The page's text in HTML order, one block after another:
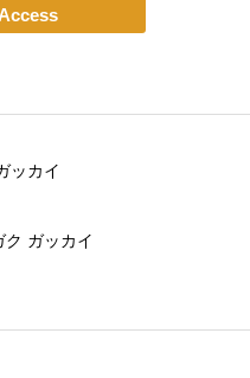
ッカイ
ガッカイ